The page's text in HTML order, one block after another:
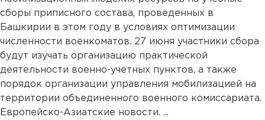
сборы приписного состава, проведенных в
Башкирии в этом году в условиях оптимизации
численности военкоматов. 27 июня участники сбора
будут изучать организацию практической
деятельности военно-учетных пунктов, а также
порядок организации управления мобилизацией на
территории объединенного военного комиссариата.
Европейско-Азиатские новости. ...